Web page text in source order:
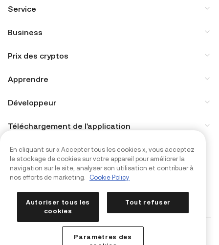
Service
Business
Prix des cryptos
Apprendre
Développeur
Téléchargement de l'application
Communauté
En cliquant sur « Accepter tous les cookies », vous acceptez
le stockage de cookies sur votre appareil pour améliorer la
navigation sur le site, analyser son utilisation et contribuer à
nos efforts de marketing.
Cookie Policy
Autoriser tous les
cookies
Tout refuser
Paramètres des